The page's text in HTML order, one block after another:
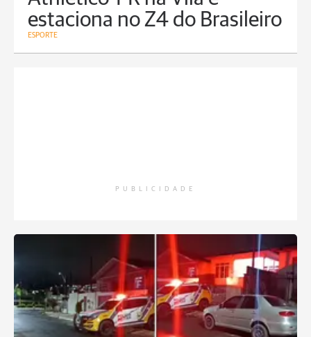
estaciona no Z4 do Brasileiro
ESPORTE
PUBLICIDADE